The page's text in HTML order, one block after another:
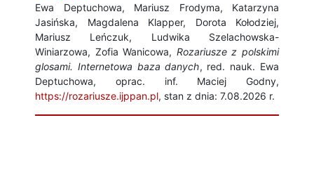
Ewa Deptuchowa, Mariusz Frodyma, Katarzyna
Jasińska, Magdalena Klapper, Dorota Kołodziej,
Mariusz Leńczuk, Ludwika Szelachowska-
Winiarzowa, Zofia Wanicowa, Rozariusze z polskimi
glosami. Internetowa baza danych, red. nauk. Ewa
Deptuchowa, oprac. inf. Maciej Godny,
https://rozariusze.ijppan.pl, stan z dnia: 7.08.2026 r.